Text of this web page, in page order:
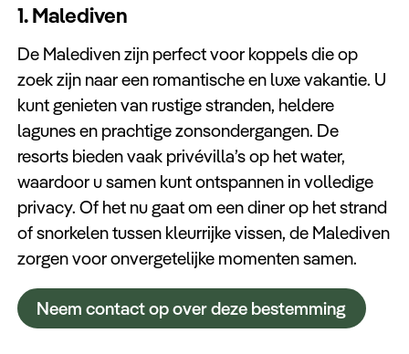
1. Malediven
De Malediven zijn perfect voor koppels die op
zoek zijn naar een romantische en luxe vakantie. U
kunt genieten van rustige stranden, heldere
lagunes en prachtige zonsondergangen. De
resorts bieden vaak privévilla’s op het water,
waardoor u samen kunt ontspannen in volledige
privacy. Of het nu gaat om een diner op het strand
of snorkelen tussen kleurrijke vissen, de Malediven
zorgen voor onvergetelijke momenten samen.
Neem contact op over deze bestemming